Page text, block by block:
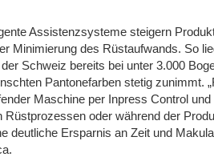
Assistenzsysteme steigern
Minimierung des Rüstaufwands. So
Schweiz bereits bei unter 3.000
Pantonefarben stetig zunimmt.
Maschine per Inpress Control
oder während der
deutliche Ersparnis an Zeit und